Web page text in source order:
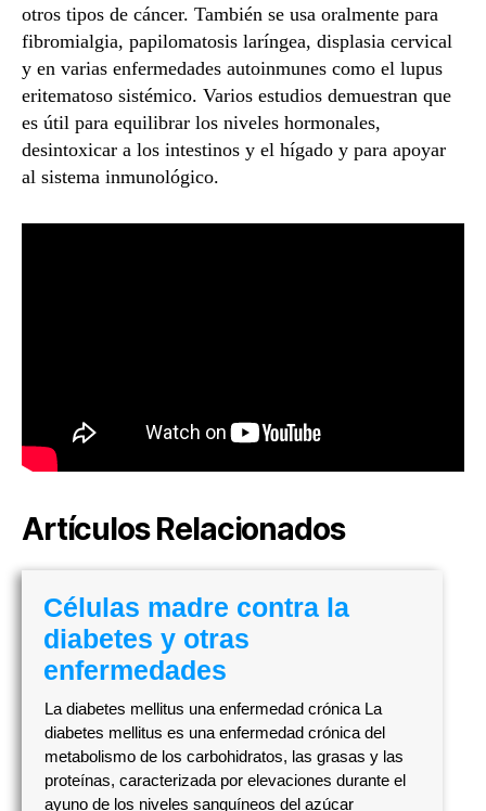
otros tipos de cáncer. También se usa oralmente para
fibromialgia, papilomatosis laríngea, displasia cervical
y en varias enfermedades autoinmunes como el lupus
eritematoso sistémico. Varios estudios demuestran que
es útil para equilibrar los niveles hormonales,
desintoxicar a los intestinos y el hígado y para apoyar
al sistema inmunológico.
Artículos Relacionados
Células madre contra la
diabetes y otras
enfermedades
La diabetes mellitus una enfermedad crónica La
diabetes mellitus es una enfermedad crónica del
metabolismo de los carbohidratos, las grasas y las
proteínas, caracterizada por elevaciones durante el
ayuno de los niveles sanguíneos del azúcar